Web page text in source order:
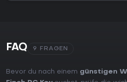
FAQ 9 FRAGEN
Bevor du nach einem günstigen